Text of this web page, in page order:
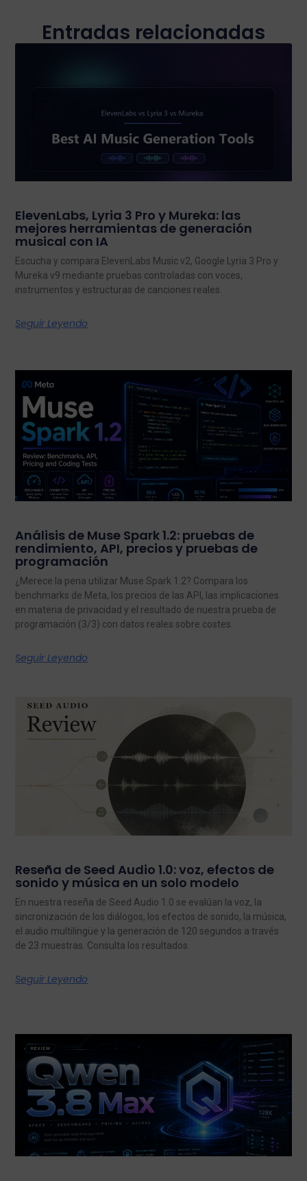
Entradas relacionadas
ElevenLabs, Lyria 3 Pro y Mureka: las
mejores herramientas de generación
musical con IA
Escucha y compara ElevenLabs Music v2, Google Lyria 3 Pro y
Mureka v9 mediante pruebas controladas con voces,
instrumentos y estructuras de canciones reales.
Seguir Leyendo
Análisis de Muse Spark 1.2: pruebas de
rendimiento, API, precios y pruebas de
programación
¿Merece la pena utilizar Muse Spark 1.2? Compara los
benchmarks de Meta, los precios de las API, las implicaciones
en materia de privacidad y el resultado de nuestra prueba de
programación (3/3) con datos reales sobre costes.
Seguir Leyendo
Reseña de Seed Audio 1.0: voz, efectos de
sonido y música en un solo modelo
En nuestra reseña de Seed Audio 1.0 se evalúan la voz, la
sincronización de los diálogos, los efectos de sonido, la música,
el audio multilingüe y la generación de 120 segundos a través
de 23 muestras. Consulta los resultados.
Seguir Leyendo